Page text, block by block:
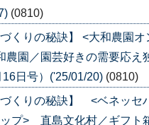
(0810)
づくりの秘訣】 <大和農園
園／園芸好きの需要応え
日号）('25/01/20) (0810)
づくりの秘訣】 <ベネッ
プ> 直島文化村／ギフト